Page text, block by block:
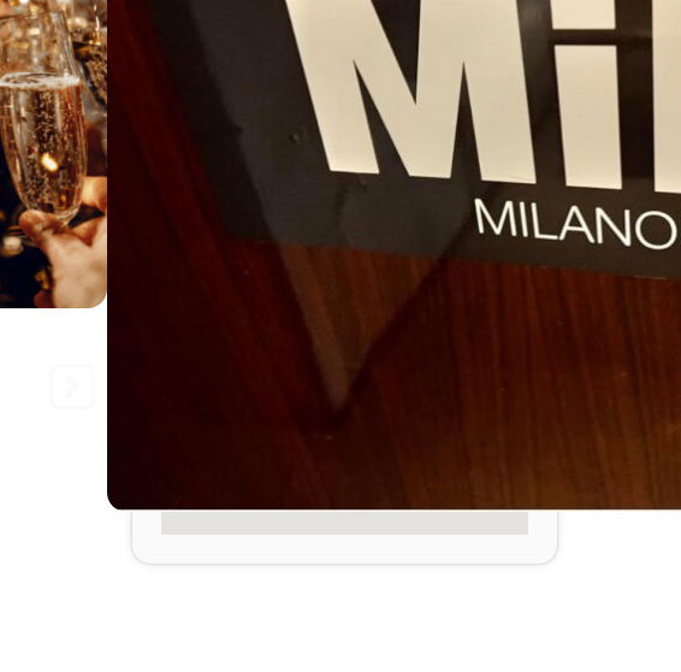
328 556 6665
Richiedi Informazioni